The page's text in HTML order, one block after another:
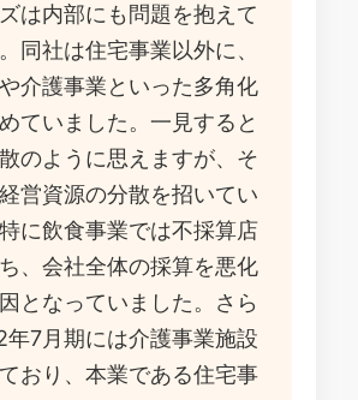
は内部にも問題を抱えて
同社は住宅事業以外に、
介護事業といった多角化
ていました。一見すると
のように思えますが、そ
営資源の分散を招いてい
に飲食事業では不採算店
、会社全体の採算を悪化
となっていました。さら
7月期には介護事業施設
おり、本業である住宅事